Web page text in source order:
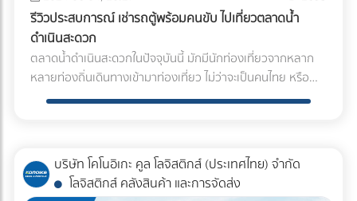
เชี่ยวชาญของเราจะช่วยคุณเลือกหัวฉีดที่สามารถยับยั้งตาม
ขนาดละอองของฝุ่นเพื่อไม่ให้ฟุ้งกระจาย - ภาพต้านล่าง คือหัว
ฉีดลดฝุ่นด้วยละอองหมอกไม่เปียกหน้างาน ช่วยป้องกัน defect
rate ภาพลดฝุ่นด้วยหัวฉีดสเปรย์พวกโรงงานถ่านหิน ลดฝุ่น
เจอร์ไรเซอร์ให้กับสินค้านั้นๆ เรามีทั้งหัวฉีดละอองหมอกและ
อุตสาหกรรมอาหาร - หัวฉีดสำหรับพ่นเคลือบ หรือ Coating สิน
ค้านั้นๆ เช่นในอุตสาหกรรมอาหารและยาหรือเบเกอรี่เรามีหัวฉีด
รีวิวประสบการณ์ เช่ารถตู้พร้อมคนขับ ไปเที่ยวตลาดน้ำ
ดำเนินสะดวก
ตลาดน้ำดำเนินสะดวกในปัจจุบันนี้ มักมีนักท่องเที่ยวจากหลาก
หลายท่องถิ่นเดินทางเข้ามาท่องเที่ยว ไม่ว่าจะเป็นคนไทย หรือ
ชาวต่างชาติเองก็ตาม ซึ่งตลาดน้ำดำเนินสะดวก เป็นตลาดน้ำที่
ดำเนินสะดวกเป็นตลาดน้ำที่เก่าแก่และมีประวัติศาสตร์ยาวนาน
กว่า 100 ปี เดิมเป็นแหล่งซื้อขายสินค้าทางเรือระหว่างชุมชนริม
คลองดำเนินสะดวก ต่อมาได้รับการพัฒนาและปรับปรุงให้เป็น
บริษัท โคโนอิเกะ คูล โลจิสติกส์ (ประเทศไทย) จำกัด
โลจิสติกส์ คลังสินค้า และการจัดส่ง